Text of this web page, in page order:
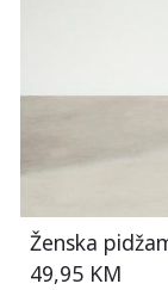
Ženska
49,95 KM